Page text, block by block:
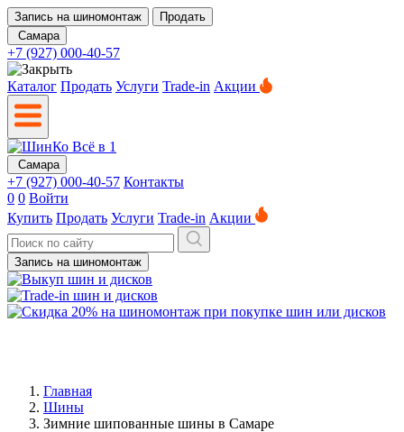
Запись на шиномонтаж
Продать
Самара
+7 (927) 000-40-57
Каталог Продать Услуги Trade-in Акции
Самара
+7 (927) 000-40-57 Контакты
0 0 Войти
Купить Продать Услуги Trade-in Акции
Запись на шиномонтаж
Главная
Шины
Зимние шипованные шины в Самаре